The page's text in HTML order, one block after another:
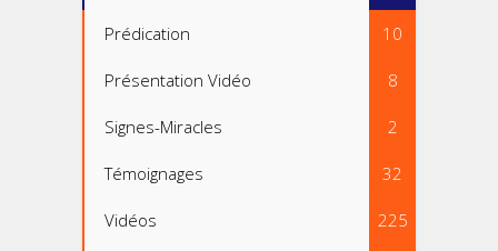
Prédication 10
Présentation Vidéo 8
Signes-Miracles 2
Témoignages 32
Vidéos 225